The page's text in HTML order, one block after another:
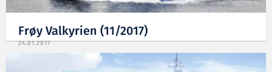
Frøy Valkyrien (11/2017)
24.01.2017